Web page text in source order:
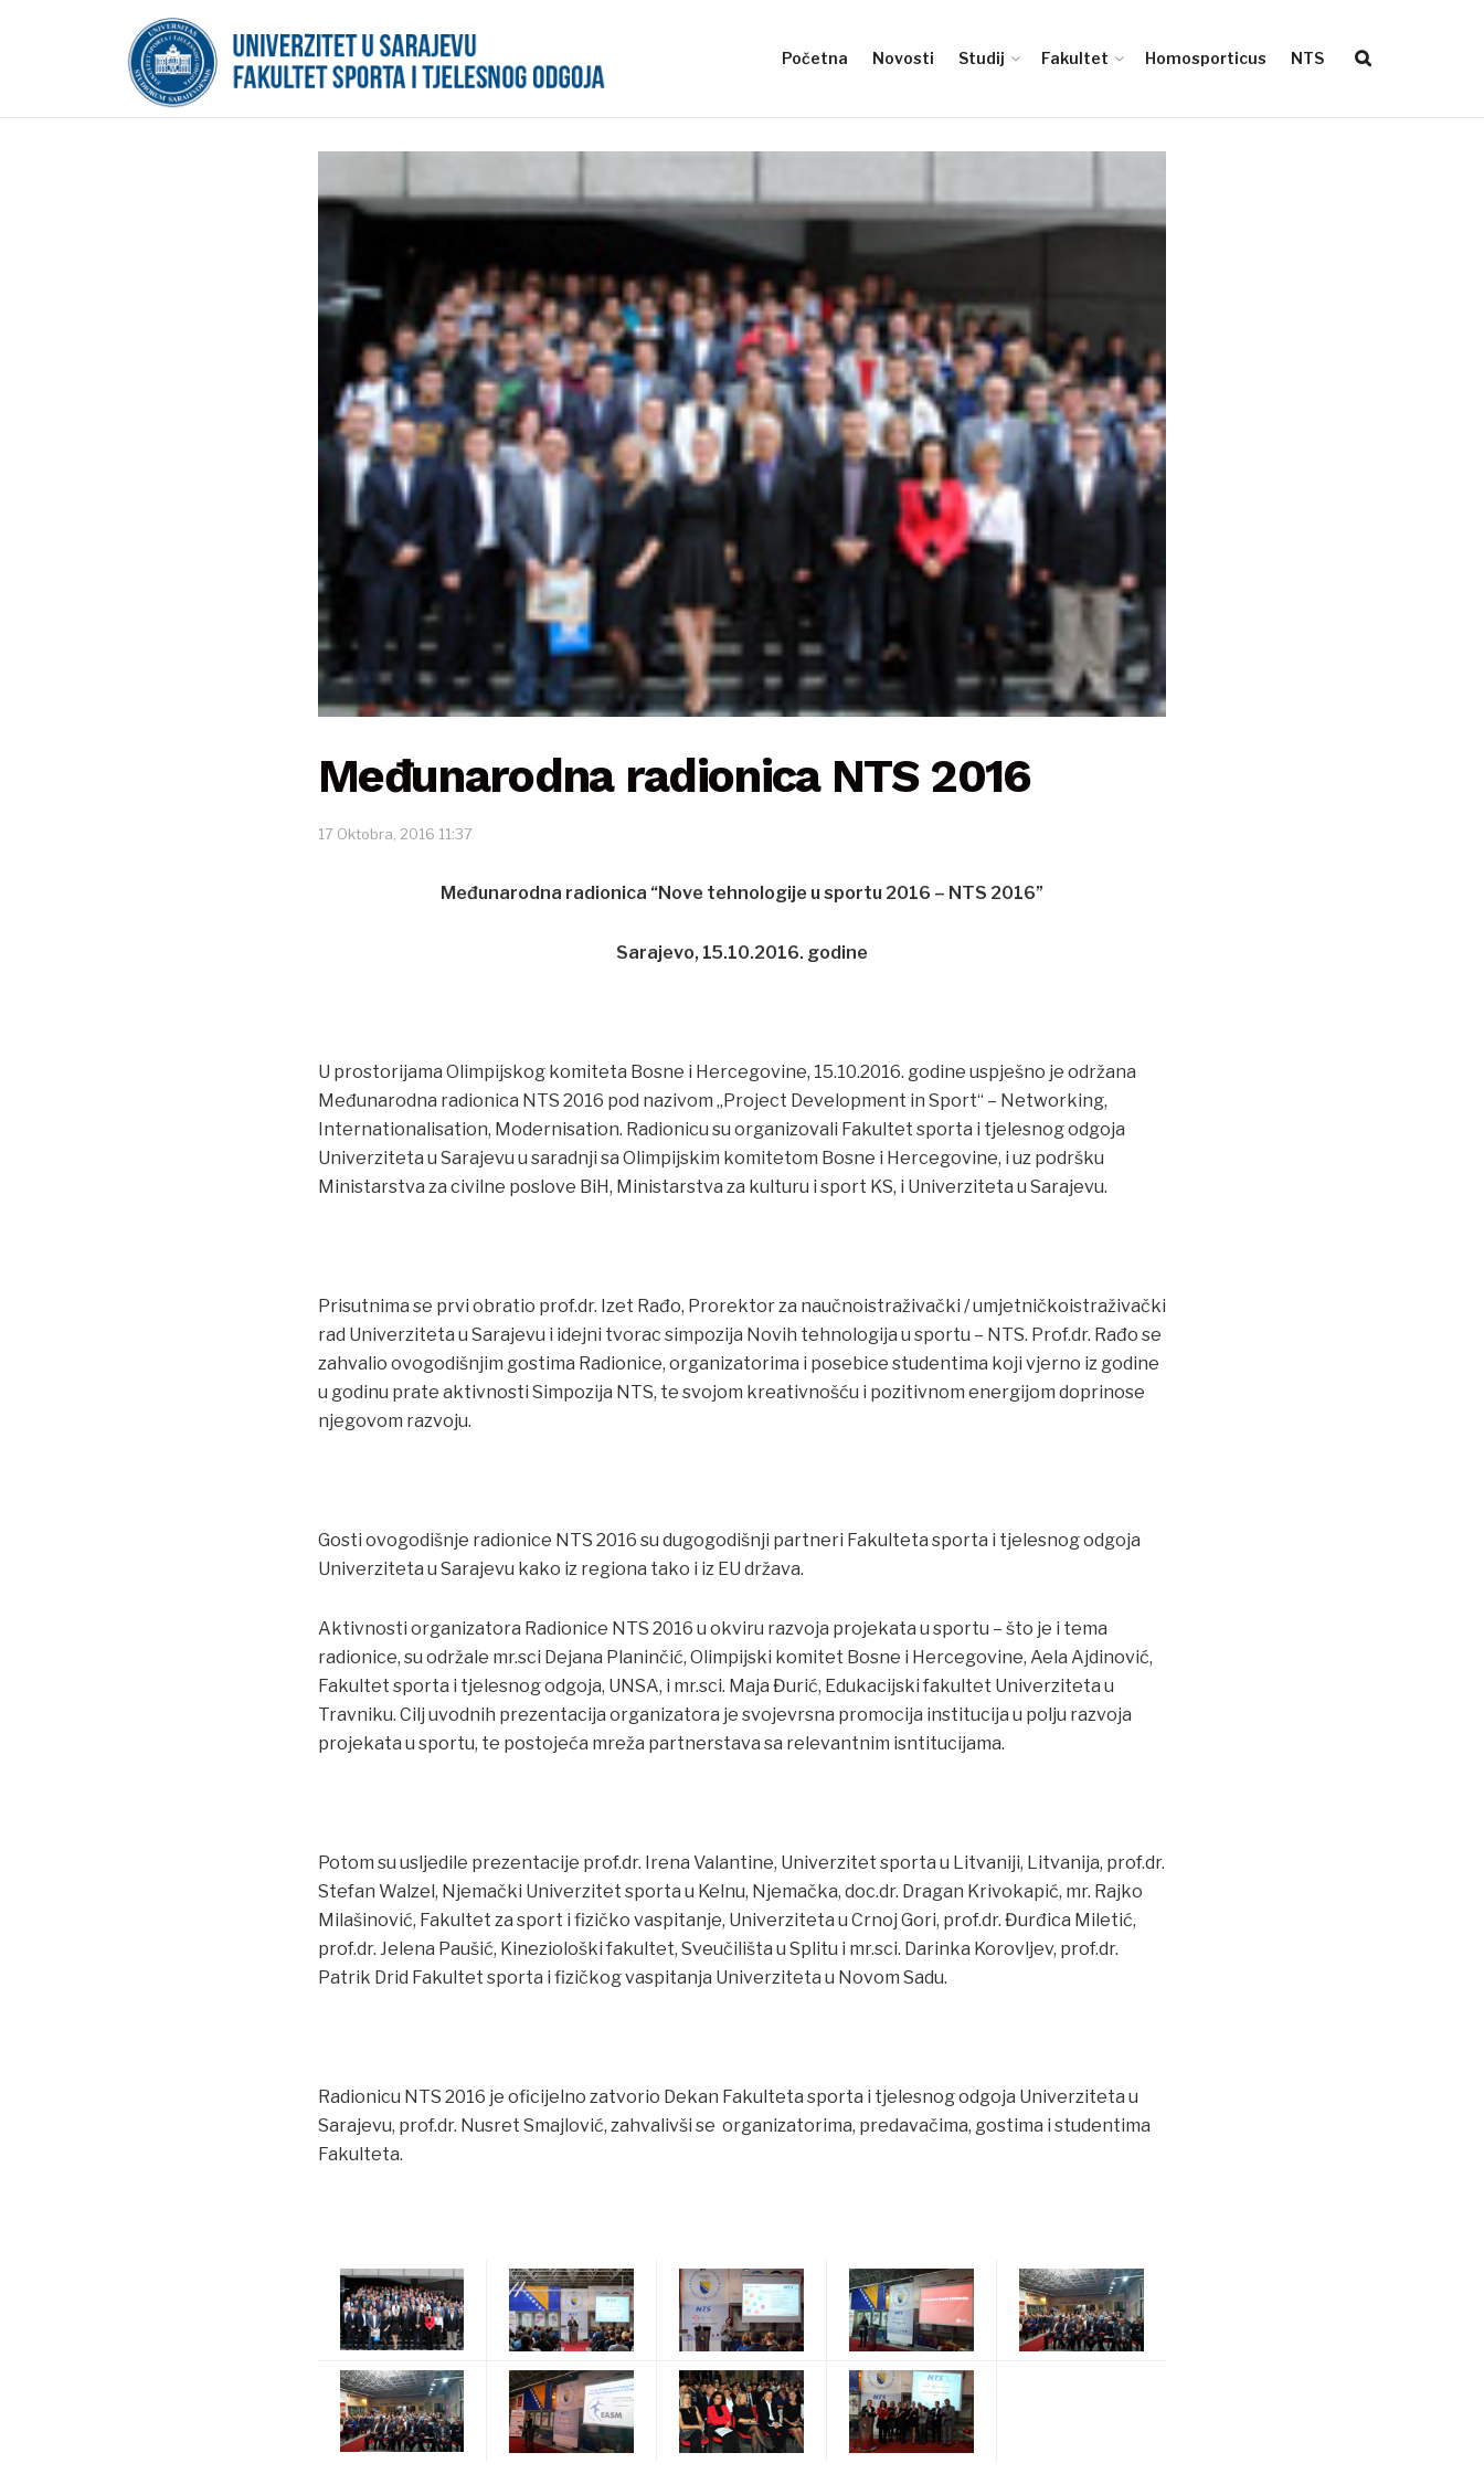
Početna Novosti Studij Fakultet Homosporticus NTS
Međunarodna radionica NTS 2016
17 Oktobra, 2016 11:37
Međunarodna radionica “Nove tehnologije u sportu 2016 – NTS 2016”
Sarajevo, 15.10.2016. godine
U prostorijama Olimpijskog komiteta Bosne i Hercegovine, 15.10.2016. godine uspješno je održana
Međunarodna radionica NTS 2016 pod nazivom „Project Development in Sport“ – Networking,
Internationalisation, Modernisation. Radionicu su organizovali Fakultet sporta i tjelesnog odgoja
Univerziteta u Sarajevu u saradnji sa Olimpijskim komitetom Bosne i Hercegovine, i uz podršku
Ministarstva za civilne poslove BiH, Ministarstva za kulturu i sport KS, i Univerziteta u Sarajevu.
Prisutnima se prvi obratio prof.dr. Izet Rađo, Prorektor za naučnoistraživački / umjetničkoistraživački
rad Univerziteta u Sarajevu i idejni tvorac simpozija Novih tehnologija u sportu – NTS. Prof.dr. Rađo se
zahvalio ovogodišnjim gostima Radionice, organizatorima i posebice studentima koji vjerno iz godine
u godinu prate aktivnosti Simpozija NTS, te svojom kreativnošću i pozitivnom energijom doprinose
njegovom razvoju.
Gosti ovogodišnje radionice NTS 2016 su dugogodišnji partneri Fakulteta sporta i tjelesnog odgoja
Univerziteta u Sarajevu kako iz regiona tako i iz EU država.
Aktivnosti organizatora Radionice NTS 2016 u okviru razvoja projekata u sportu – što je i tema
radionice, su održale mr.sci Dejana Planinčić, Olimpijski komitet Bosne i Hercegovine, Aela Ajdinović,
Fakultet sporta i tjelesnog odgoja, UNSA, i mr.sci. Maja Đurić, Edukacijski fakultet Univerziteta u
Travniku. Cilj uvodnih prezentacija organizatora je svojevrsna promocija institucija u polju razvoja
projekata u sportu, te postojeća mreža partnerstava sa relevantnim isntitucijama.
Potom su usljedile prezentacije prof.dr. Irena Valantine, Univerzitet sporta u Litvaniji, Litvanija, prof.dr.
Stefan Walzel, Njemački Univerzitet sporta u Kelnu, Njemačka, doc.dr. Dragan Krivokapić, mr. Rajko
Milašinović, Fakultet za sport i fizičko vaspitanje, Univerziteta u Crnoj Gori, prof.dr. Đurđica Miletić,
prof.dr. Jelena Paušić, Kineziološki fakultet, Sveučilišta u Splitu i mr.sci. Darinka Korovljev, prof.dr.
Patrik Drid Fakultet sporta i fizičkog vaspitanja Univerziteta u Novom Sadu.
Radionicu NTS 2016 je oficijelno zatvorio Dekan Fakulteta sporta i tjelesnog odgoja Univerziteta u
Sarajevu, prof.dr. Nusret Smajlović, zahvalivši se organizatorima, predavačima, gostima i studentima
Fakulteta.